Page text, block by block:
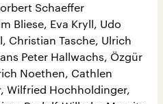
Schaeffer
Bliese, Eva Kryll, Udo
Christian Tasche, Ulrich
Peter Hallwachs, Özgür
Noethen, Cathlen
Wilfried Hochholdinger,